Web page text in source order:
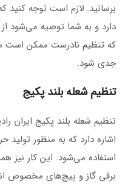
برسانید. لازم است توجه کنید
دارد و به شما توصیه می‌شود
که تنظیم نادرست ممکن است
جدی شود.
تنظیم شعله بلند پکیج
تنظیم شعله بلند پکیج ایران
اشاره دارد که به منظور
استفاده می‌شود. این کار نیز
برقی گاز و پیچ‌های مخصوص